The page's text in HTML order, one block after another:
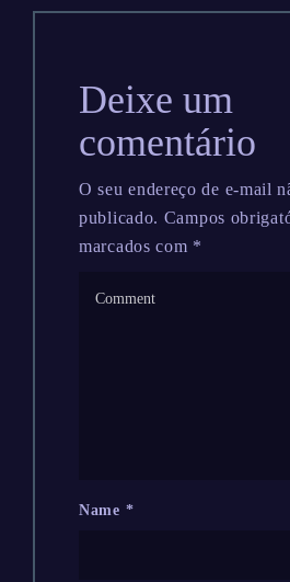
Deixe um
comentário
O seu endereço de e-mail
publicado. Campos
marcados com *
Name *